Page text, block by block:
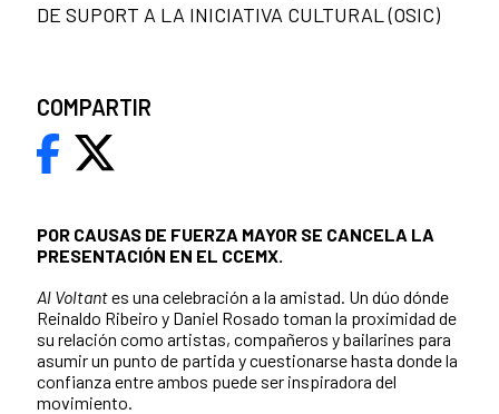
POR CAUSAS DE FUERZA MAYOR SE CANCELA LA
PRESENTACIÓN EN EL CCEMX.
Al Voltantes una celebración a la amistad. Un dúo dónde
Reinaldo Ribeiro y Daniel Rosado toman la proximidad de
su relación como artistas, compañeros y bailarines para
asumir un punto de partida y cuestionarse hasta donde la
confianza entre ambos puede ser inspiradora del
movimiento.
DE SUPORT A LA INICIATIVA CULTURAL (OSIC)
COMPARTIR